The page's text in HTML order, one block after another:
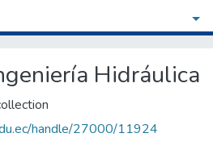
Titulación - Ingeniería Hidráulica
Browse by Subject
Hidráulica
handle/27000/11924